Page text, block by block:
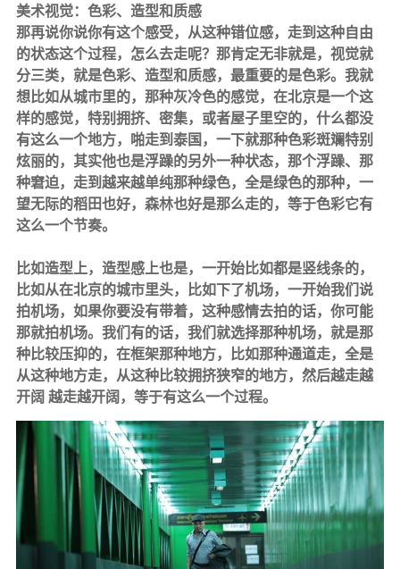
美术视觉： 色彩、造型和质感
那再说你说你有这个感受，从这种错位感，走到这种自由
的状态这个过程，怎么去走呢？那肯定无非就是，视觉就
分三类，就是色彩、造型和质感，最重要的是色彩。我就
想比如从城市里的，那种灰冷色的感觉，在北京是一个这
样的感觉，特别拥挤、密集，或者屋子里空的，什么都没
有这么一个地方，啪走到泰国，一下就那种色彩斑斓特别
炫丽的，其实他也是浮躁的另外一种状态，那个浮躁、那
种窘迫，走到越来越单纯那种绿色，全是绿色的那种，一
望无际的稻田也好，森林也好是那么走的，等于色彩它有
这么一个节奏。
比如造型上，造型感上也是，一开始比如都是竖线条的，
比如从在北京的城市里头，比如下了机场，一开始我们说
拍机场，如果你要没有带着，这种感情去拍的话，你可能
那就拍机场。我们有的话，我们就选择那种机场，就是那
种比较压抑的，在框架那种地方，比如那种通道走，全是
从这种地方走，从这种比较拥挤狭窄的地方，然后越走越
开阔 越走越开阔，等于有这么一个过程。